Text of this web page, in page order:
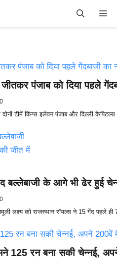
पंजाब को दिया पहले
टीमें किंग्स इलेवन पंजाब और दिल्ली
बल्लेबाजी के आगे भी ढेर हुई
लक्ष्य को राजस्थान रॉयल्स ने 15 गेंद पहले
125 रन बना सकी चेन्नई,